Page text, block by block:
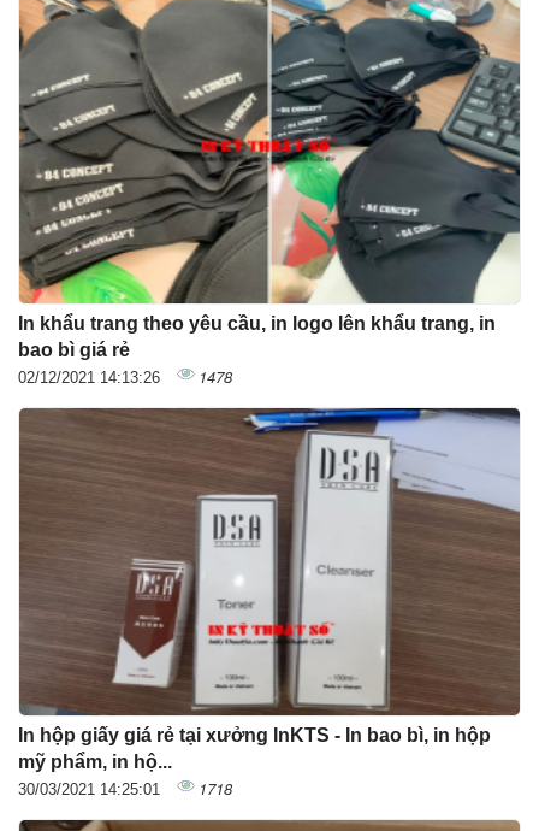
In khẩu trang theo yêu cầu, in logo lên khẩu trang, in
bao bì giá rẻ
02/12/2021 14:13:26 1478
In hộp giấy giá rẻ tại xưởng InKTS - In bao bì, in hộp
mỹ phẩm, in hộ...
30/03/2021 14:25:01 1718